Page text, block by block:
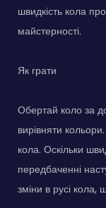
швидкість кола
майстерності.
Як грати
Обертай коло за
вирівняти
кола. Оскільки
передбаченні
зміни в русі